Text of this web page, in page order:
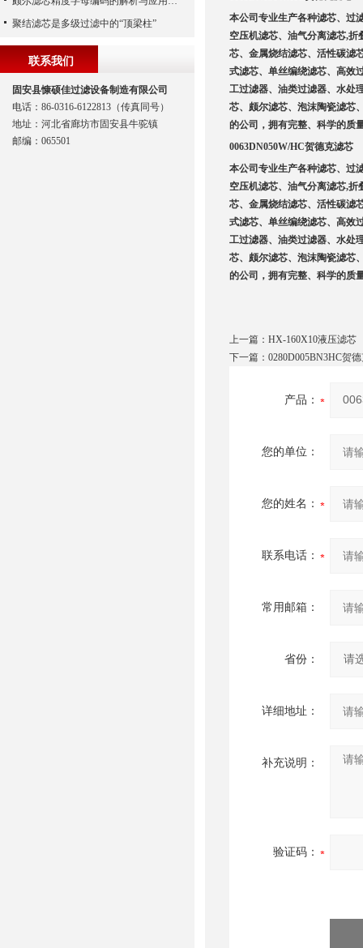
本公司专业生产各种滤芯、过
空压机滤芯、油气分离滤芯,
芯、金属烧结滤芯、活性碳滤
式滤芯、单丝编绕滤芯、高效
工过滤器、油类过滤器、水处
芯、颇尔滤芯、泡沫陶瓷滤芯
的公司，拥有完整、科学的质
0063DN050W/HC贺德克滤芯
本公司专业生产各种滤芯、过
空压机滤芯、油气分离滤芯,
芯、金属烧结滤芯、活性碳滤
式滤芯、单丝编绕滤芯、高效
工过滤器、油类过滤器、水处
芯、颇尔滤芯、泡沫陶瓷滤芯
的公司，拥有完整、科学的质
上一篇： HX-160X10液压滤芯
下一篇： 0280D005BN3HC贺
产品：
您的单位：
您的姓名：
联系电话：
常用邮箱：
省份：
详细地址：
补充说明：
验证码：
聚结滤芯是多级过滤中的“顶梁柱”
联系我们
固安县慷硕佳过滤设备制造有限公司
电话：86-0316-6122813（传真同号）
地址：河北省廊坊市固安县牛驼镇
邮编：065501